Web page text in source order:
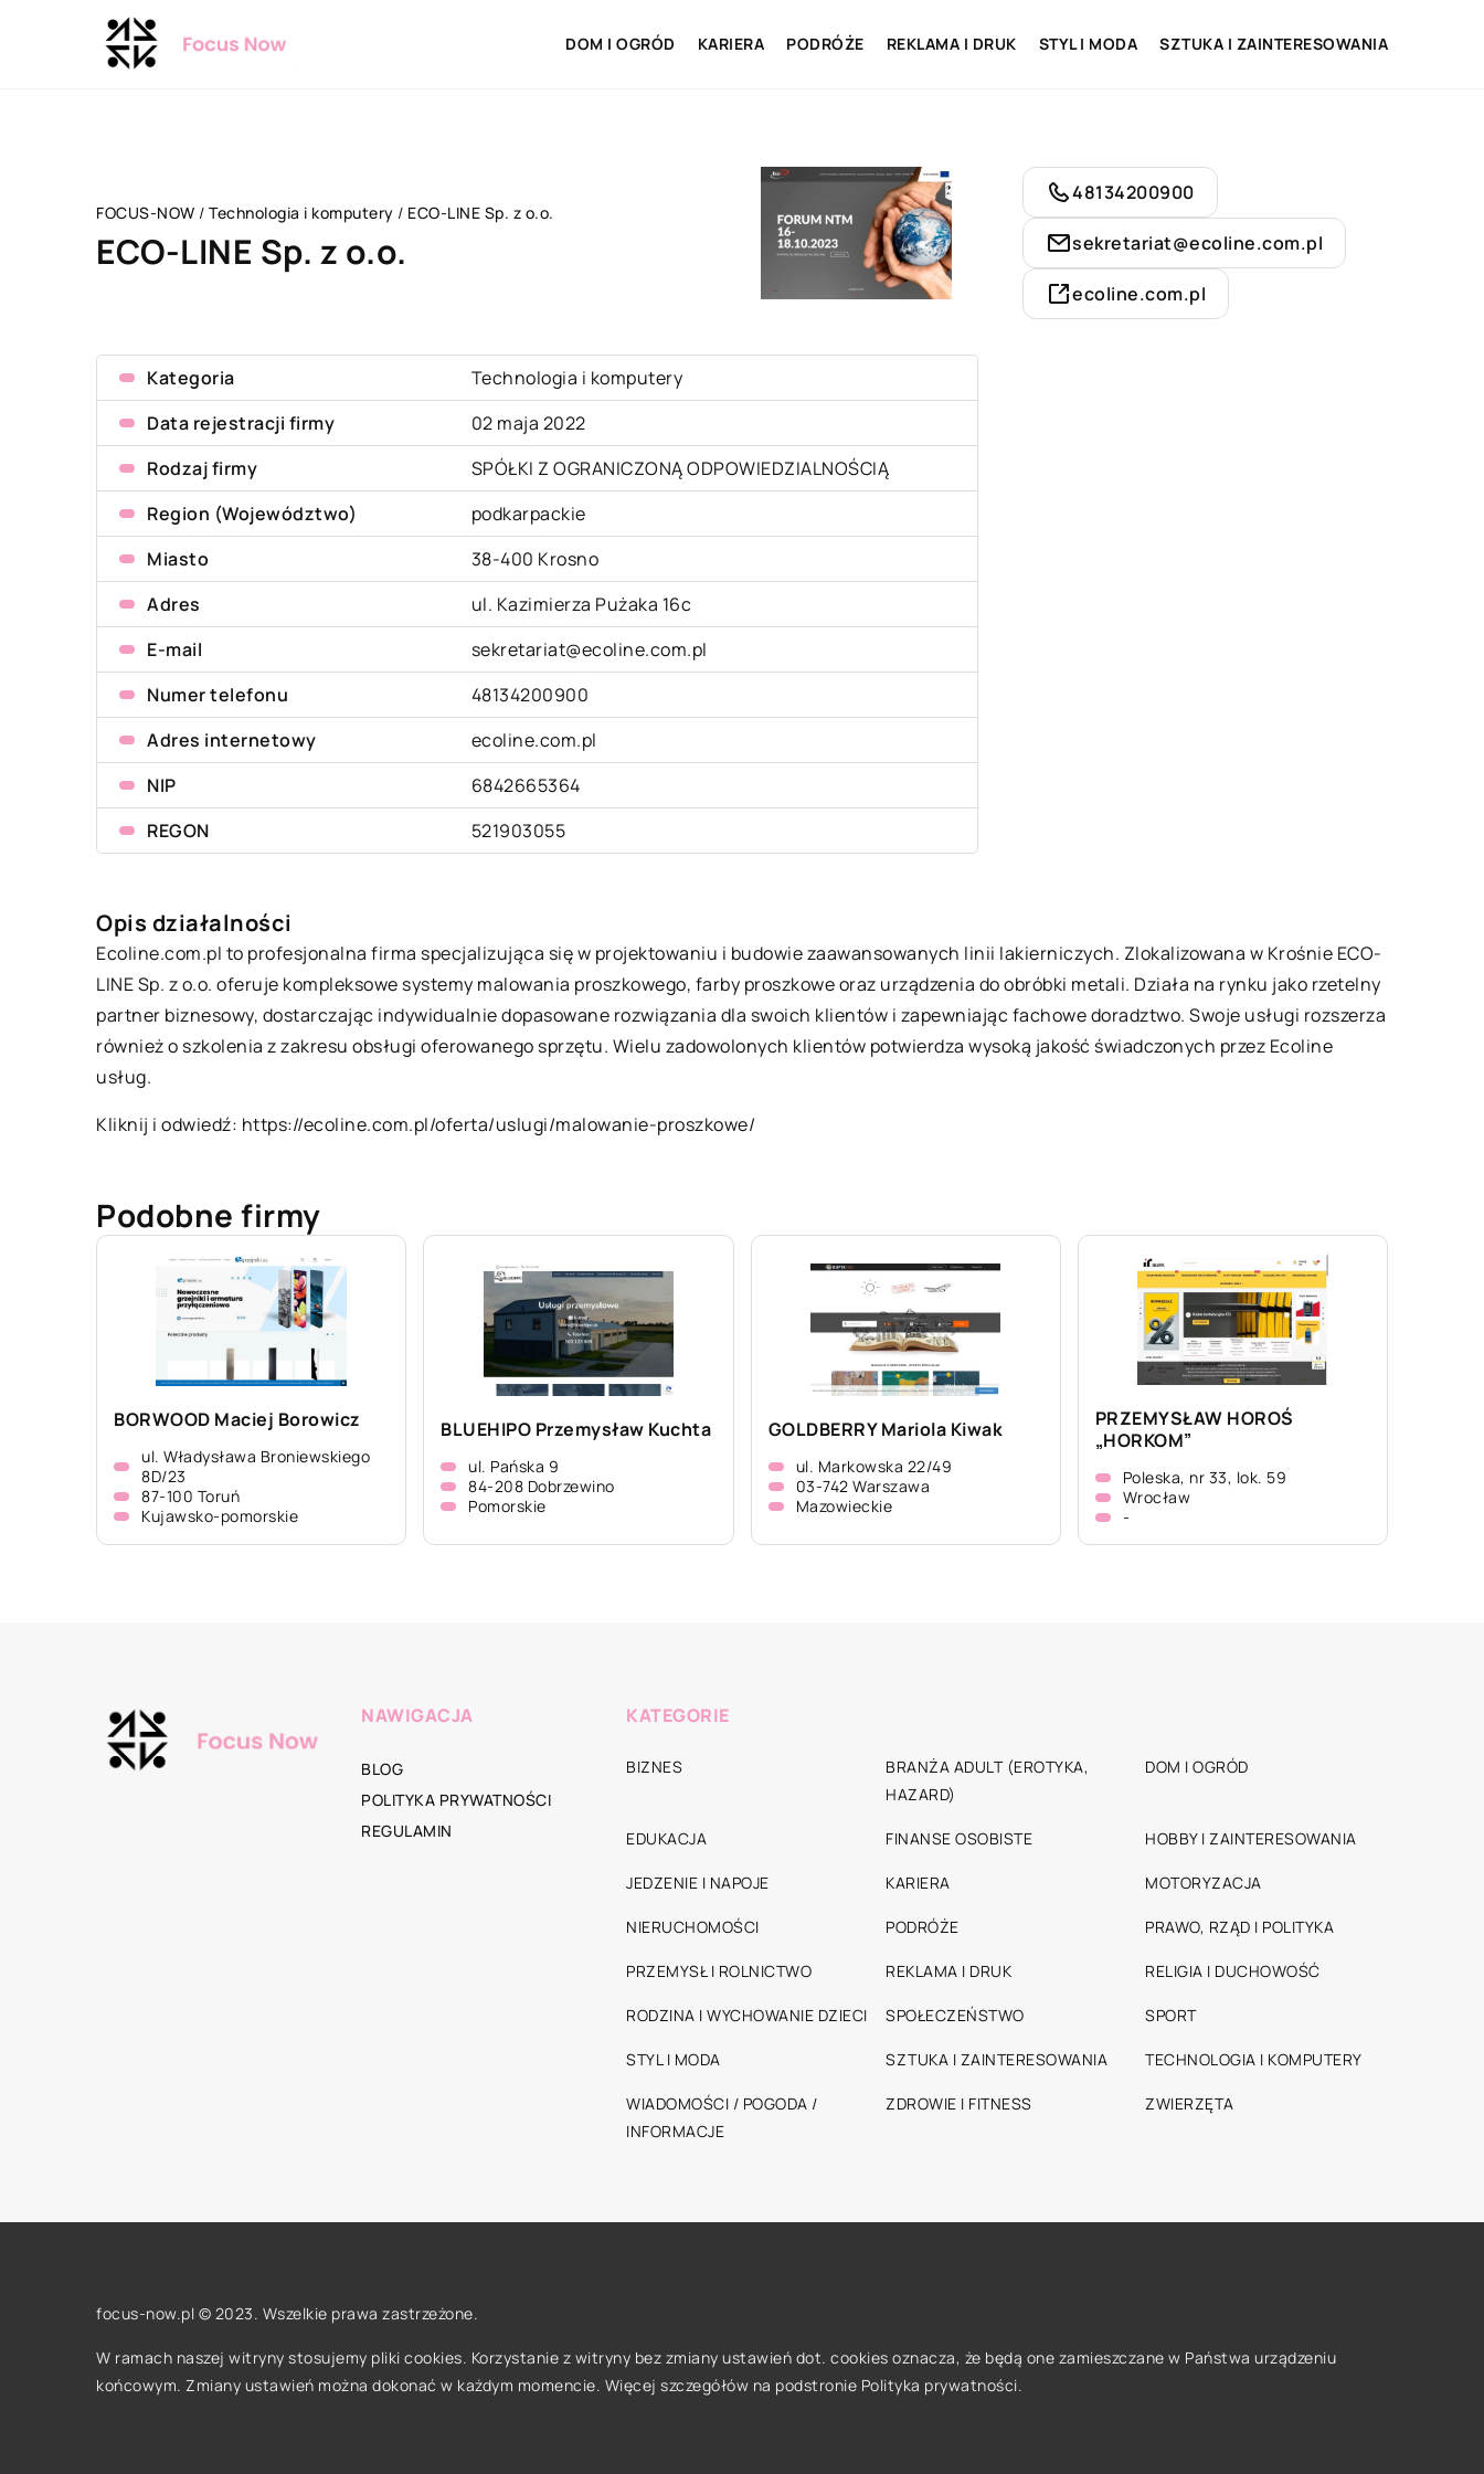
DOM I OGRÓD KARIERA PODRÓŻE REKLAMA I DRUK STYL I MODA SZTUKA I ZAINTERESOWANIA
FOCUS-NOW / Technologia i komputery / ECO-LINE Sp. z o.o.
ECO-LINE Sp. z o.o.
Kategoria
Technologia i komputery
Data rejestracji firmy
02 maja 2022
Rodzaj firmy
SPÓŁKI Z OGRANICZONĄ ODPOWIEDZIALNOŚCIĄ
Region (Województwo)
podkarpackie
Miasto
38-400 Krosno
Adres
ul. Kazimierza Pużaka 16c
E-mail
sekretariat@ecoline.com.pl
Numer telefonu
48134200900
Adres internetowy
ecoline.com.pl
NIP
6842665364
REGON
521903055
48134200900
sekretariat@ecoline.com.pl
ecoline.com.pl
Opis działalności
Ecoline.com.pl to profesjonalna firma specjalizująca się w projektowaniu i budowie zaawansowanych linii lakierniczych. Zlokalizowana w Krośnie ECO-
LINE Sp. z o.o. oferuje kompleksowe systemy malowania proszkowego, farby proszkowe oraz urządzenia do obróbki metali. Działa na rynku jako rzetelny
partner biznesowy, dostarczając indywidualnie dopasowane rozwiązania dla swoich klientów i zapewniając fachowe doradztwo. Swoje usługi rozszerza
również o szkolenia z zakresu obsługi oferowanego sprzętu. Wielu zadowolonych klientów potwierdza wysoką jakość świadczonych przez Ecoline
usług.
Kliknij i odwiedź: https://ecoline.com.pl/oferta/uslugi/malowanie-proszkowe/
Podobne firmy
BORWOOD Maciej Borowicz
ul. Władysława Broniewskiego
8D/23
87-100 Toruń
Kujawsko-pomorskie
BLUEHIPO Przemysław Kuchta
ul. Pańska 9
84-208 Dobrzewino
Pomorskie
GOLDBERRY Mariola Kiwak
ul. Markowska 22/49
03-742 Warszawa
Mazowieckie
PRZEMYSŁAW HOROŚ
„HORKOM”
Poleska, nr 33, lok. 59
Wrocław
-
NAWIGACJA
BLOG
POLITYKA PRYWATNOŚCI
REGULAMIN
KATEGORIE
BIZNES
BRANŻA ADULT (EROTYKA,
HAZARD)
DOM I OGRÓD
EDUKACJA FINANSE OSOBISTE HOBBY I ZAINTERESOWANIA
JEDZENIE I NAPOJE KARIERA MOTORYZACJA
NIERUCHOMOŚCI PODRÓŻE PRAWO, RZĄD I POLITYKA
PRZEMYSŁ I ROLNICTWO REKLAMA I DRUK RELIGIA I DUCHOWOŚĆ
RODZINA I WYCHOWANIE DZIECI SPOŁECZEŃSTWO SPORT
STYL I MODA SZTUKA I ZAINTERESOWANIA TECHNOLOGIA I KOMPUTERY
WIADOMOŚCI / POGODA /
INFORMACJE
ZDROWIE I FITNESS ZWIERZĘTA
focus-now.pl © 2023. Wszelkie prawa zastrzeżone.
W ramach naszej witryny stosujemy pliki cookies. Korzystanie z witryny bez zmiany ustawień dot. cookies oznacza, że będą one zamieszczane w Państwa urządzeniu
końcowym. Zmiany ustawień można dokonać w każdym momencie. Więcej szczegółów na podstronie Polityka prywatności.